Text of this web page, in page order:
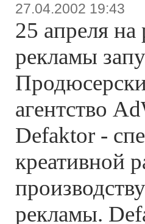
27.04.2002 19:43
25 апреля
рекламы
агентство
Defaktor -
креативной
рекламы.